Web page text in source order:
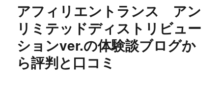
アフィリエントランス アン
リミテッドディストリビュー
ションver.の体験談ブログか
ら評判と口コミ